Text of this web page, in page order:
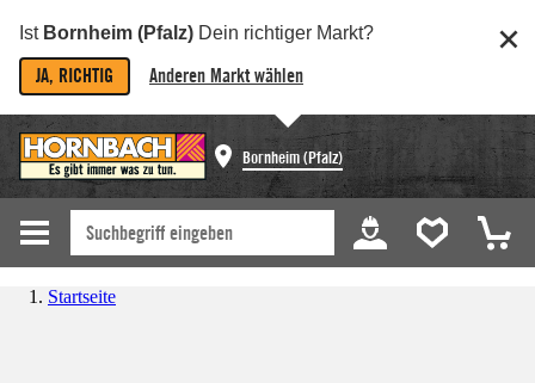
Ist Bornheim (Pfalz) Dein richtiger Markt?
JA, RICHTIG Anderen Markt wählen
Bornheim (Pfalz)
Startseite